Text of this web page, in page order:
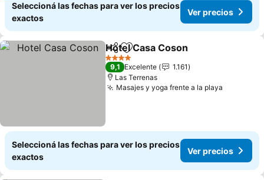
Seleccioná las fechas para ver los precios
exactos
Ver precios
CompartirAñadir a favoritos
Hotel Casa Coson
4 Estrellas
9,1 Excelente
1.161
Las Terrenas
Masajes y yoga frente a la playa
Seleccioná las fechas para ver los precios
exactos
Ver precios